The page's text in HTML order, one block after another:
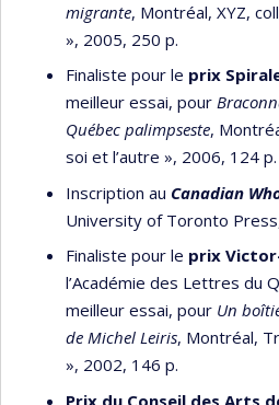
migrante, Montréal, XYZ,
», 2005, 250 p.
Finaliste pour le prix
meilleur essai, pour
Québec palimpseste,
soi et l’autre », 2006, 124 p.
Inscription au Canadian
University of Toronto
Finaliste pour le prix
l’Académie des Lettres du
meilleur essai, pour Un
de Michel Leiris, Montréal,
», 2002, 146 p.
Prix du Conseil des Arts